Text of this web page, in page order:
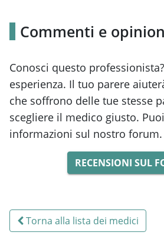
Commenti e
Conosci questo
esperienza. Il tuo parere
che soffrono delle tue stesse
scegliere il medico giusto.
informazioni sul nostro forum.
RECENSIONI SUL
Torna alla lista dei medici